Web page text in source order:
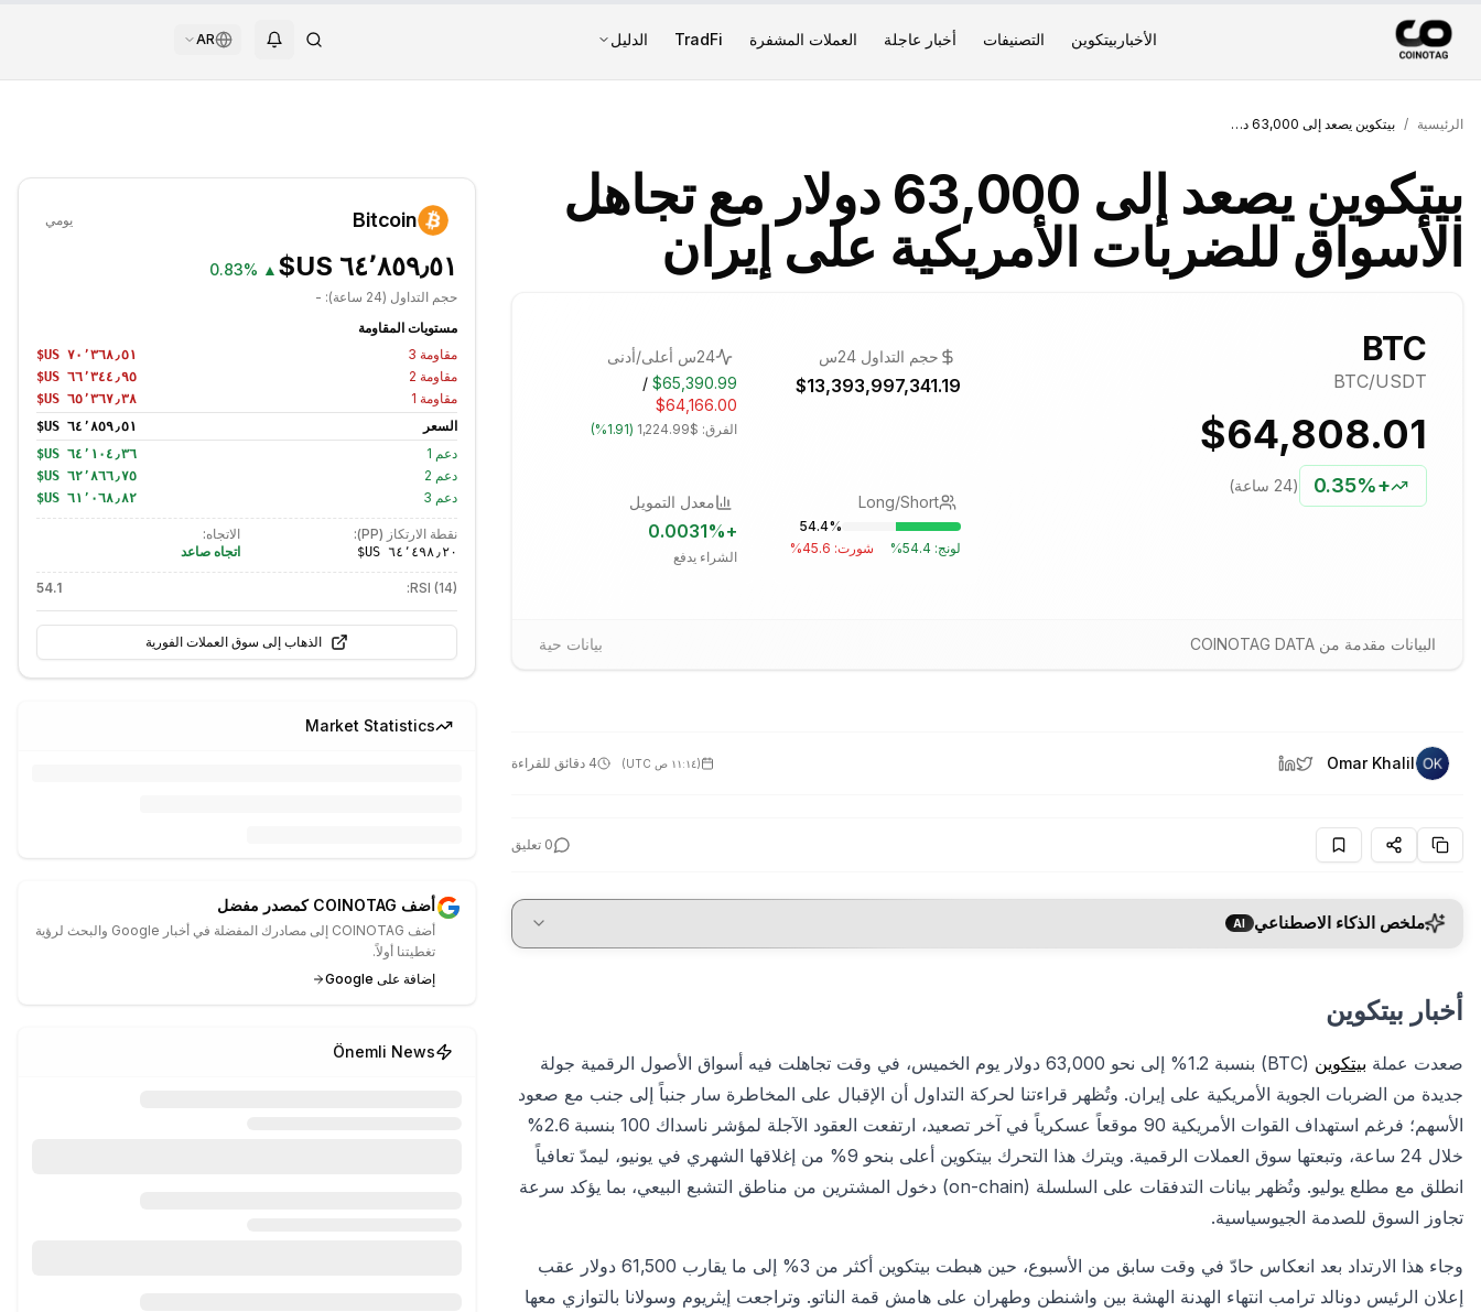
الأخبار بيتكوين التصنيفات أخبار عاجلة العملات المشفرة TradFi الدليل AR
الرئيسية / بيتكوين يصعد إلى 63,000 دولار مع تجاهل الأسواق للضربات الأمريكية على إيران
بيتكوين يصعد إلى 63,000 دولار مع تجاهل
الأسواق للضربات الأمريكية على إيران
BTC
BTC/USDT
$64,808.01
+
0.35% (24 ساعة)
حجم التداول 24س
$13,393,997,341.19
24س أعلى/أدنى
$65,390.99
/
$64,166.00
الفرق: $1,224.99
(
1.91%
)
Long/Short
54.4%
لونج: 54.4
% شورت: 45.6
%
معدل التمويل
+
0.0031%
الشراء يدفع
البيانات مقدمة من COINOTAG DATA بيانات حية
Omar Khalil
(١١:١٤ ص UTC ) 4 دقائق للقراءة
0 تعليق
ملخص الذكاء الاصطناعي AI
أخبار بيتكوين
صعدت عملة بيتكوين
(BTC) بنسبة 1.2% إلى نحو 63,000 دولار يوم الخميس، في وقت تجاهلت فيه أسواق الأصول الرقمية جولة
جديدة من الضربات الجوية الأمريكية على إيران. وتُظهر قراءتنا لحركة التداول أن الإقبال على المخاطرة سار جنباً إلى جنب مع صعود
الأسهم؛ فرغم استهداف القوات الأمريكية 90 موقعاً عسكرياً في آخر تصعيد، ارتفعت العقود الآجلة لمؤشر ناسداك 100 بنسبة 2.6%
خلال 24 ساعة، وتبعتها سوق العملات الرقمية. ويترك هذا التحرك بيتكوين أعلى بنحو 9% من إغلاقها الشهري في يونيو، ليمدّ تعافياً
انطلق مع مطلع يوليو. وتُظهر بيانات التدفقات على السلسلة (on-chain) دخول المشترين من مناطق التشبع البيعي، بما يؤكد سرعة
تجاوز السوق للصدمة الجيوسياسية.
وجاء هذا الارتداد بعد انعكاس حادّ في وقت سابق من الأسبوع، حين هبطت بيتكوين أكثر من 3% إلى ما يقارب 61,500 دولار عقب
إعلان الرئيس دونالد ترامب انتهاء الهدنة الهشة بين واشنطن وطهران على هامش قمة الناتو. وتراجعت إيثريوم وسولانا بالتوازي معها
Bitcoin يومي
▲
0.83%
حجم التداول (24 ساعة):
-
مستويات المقاومة
مقاومة 3
مقاومة 2
مقاومة 1
السعر
دعم 1
دعم 2
دعم 3
نقطة الارتكاز (PP):
الاتجاه:
اتجاه صاعد
RSI (14):
54.1
الذهاب إلى سوق العملات الفورية
Market Statistics
أضف COINOTAG كمصدر مفضل
أضف COINOTAG إلى مصادرك المفضلة في أخبار Google والبحث لرؤية
تغطيتنا أولاً.
إضافة على Google
Önemli News